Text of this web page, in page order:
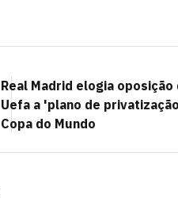
Real Madrid elogia oposição
Uefa a 'plano de
Copa do Mundo